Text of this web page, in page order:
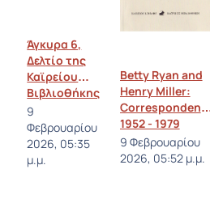
Άγκυρα 6,
Δελτίο της
Καϊρείου
Βιβλιοθήκης
9
Φεβρουαρίου
2026, 05:35
μ.μ.
Betty Ryan and
Henry Miller:
1952 - 1979
9 Φεβρουαρίου
2026, 05:52 μ.μ.